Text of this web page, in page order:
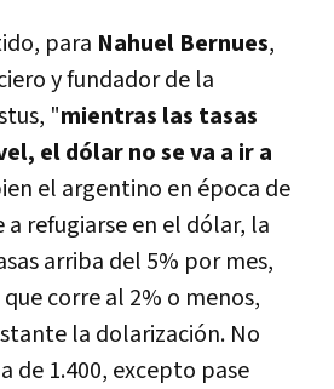
para Nahuel Bernues,
y fundador de la
"mientras las tasas
el dólar no se va a ir a
el argentino en época de
refugiarse en el dólar, la
arriba del 5% por mes,
corre al 2% o menos,
la dolarización. No
de 1.400, excepto pase